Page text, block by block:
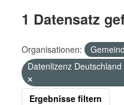
1 Datensatz
Organisationen:
Datenlizenz
Ergebnisse filtern